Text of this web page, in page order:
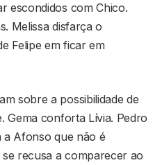
escondidos com Chico.
Melissa disfarça o
Felipe em ficar em
sobre a possibilidade de
Gema conforta Lívia. Pedro
a Afonso que não é
recusa a comparecer ao